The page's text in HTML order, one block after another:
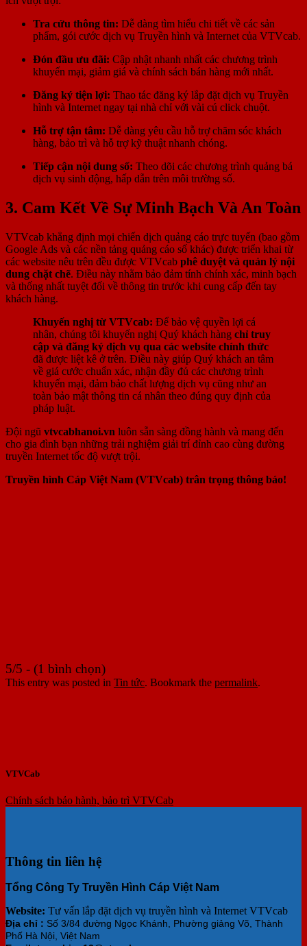
Tra cứu thông tin: Dễ dàng tìm hiểu chi tiết về các sản
phẩm, gói cước dịch vụ Truyền hình và Internet của VTVcab.
Đón đầu ưu đãi: Cập nhật nhanh nhất các chương trình
khuyến mại, giảm giá và chính sách bán hàng mới nhất.
Đăng ký tiện lợi: Thao tác đăng ký lắp đặt dịch vụ Truyền
hình và Internet ngay tại nhà chỉ với vài cú click chuột.
Hỗ trợ tận tâm: Dễ dàng yêu cầu hỗ trợ chăm sóc khách
hàng, bảo trì và hỗ trợ kỹ thuật nhanh chóng.
Tiếp cận nội dung số: Theo dõi các chương trình quảng bá
dịch vụ sinh động, hấp dẫn trên môi trường số.
3. Cam Kết Về Sự Minh Bạch Và An Toàn
VTVcab khẳng định mọi chiến dịch quảng cáo trực tuyến (bao gồm
Google Ads và các nền tảng quảng cáo số khác) được triển khai từ
các website nêu trên đều được VTVcab phê duyệt và quản lý nội
dung chặt chẽ. Điều này nhằm bảo đảm tính chính xác, minh bạch
và thống nhất tuyệt đối về thông tin trước khi cung cấp đến tay
khách hàng.
Khuyến nghị từ VTVcab: Để bảo vệ quyền lợi cá
nhân, chúng tôi khuyến nghị Quý khách hàng chỉ truy
cập và đăng ký dịch vụ qua các website chính thức
đã được liệt kê ở trên. Điều này giúp Quý khách an tâm
về giá cước chuẩn xác, nhận đầy đủ các chương trình
khuyến mại, đảm bảo chất lượng dịch vụ cũng như an
toàn bảo mật thông tin cá nhân theo đúng quy định của
pháp luật.
Đội ngũ vtvcabhanoi.vn luôn sẵn sàng đồng hành và mang đến
cho gia đình bạn những trải nghiệm giải trí đỉnh cao cùng đường
truyền Internet tốc độ vượt trội.
Truyền hình Cáp Việt Nam (VTVcab) trân trọng thông báo!
5/5 - (1 bình chọn)
This entry was posted in Tin tức. Bookmark the permalink.
VTVCab
Chính sách bảo hành, bảo trì VTVCab
Thông tin liên hệ
Tổng Công Ty Truyền Hình Cáp Việt Nam
Website: Tư vấn lắp đặt dịch vụ truyền hình và Internet VTVcab
Địa chỉ : Số 3/84 đường Ngọc Khánh, Phường giảng Võ, Thành
Phố Hà Nội, Việt Nam